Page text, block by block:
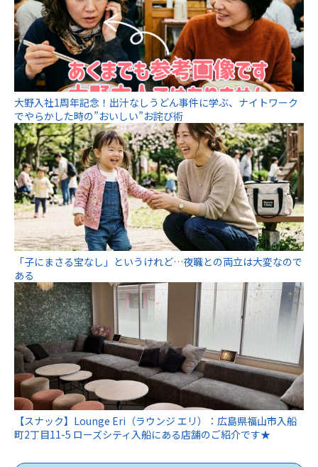
大野入社1周年記念！出汁なしうどん事件に学ぶ、ナイトワーク
でやらかした時の”おいしい”お詫び術
「子にまさる宝なし」というけれど…夜職との両立は大変なので
ある
【スナック】Lounge Eri（ラウンジ エリ）：広島県福山市入船
町2丁目11-5 ローズシティ入船にある店舗のご紹介です★